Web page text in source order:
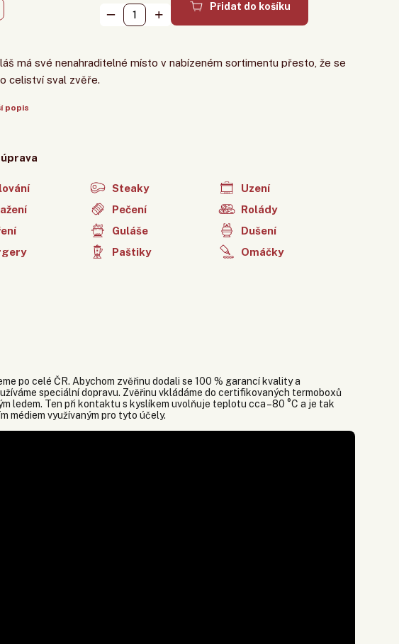
Přidat do košíku
má své nenahraditelné místo v nabízeném sortimentu přesto, že se
celiství sval zvěře.
popis
Steaky
Uzení
Pečení
Rolády
Guláše
Dušení
Paštiky Omáčky
po celé ČR. Abychom zvěřinu dodali se 100 % garancí kvality a
speciální dopravu. Zvěřinu vkládáme do certifikovaných termoboxů
ledem. Ten při kontaktu s kyslíkem uvolňuje teplotu cca –80 °C a je tak
médiem využívaným pro tyto účely.